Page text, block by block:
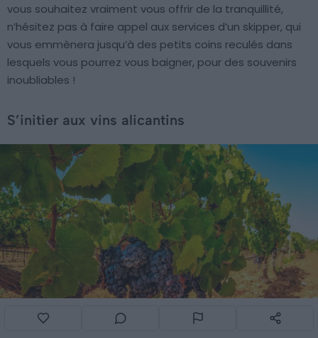
vous souhaitez vraiment vous offrir de la tranquillité,
n’hésitez pas à faire appel aux services d’un skipper, qui
vous emmènera jusqu’à des petits coins reculés dans
lesquels vous pourrez vous baigner, pour des souvenirs
inoubliables !
S’initier aux vins alicantins